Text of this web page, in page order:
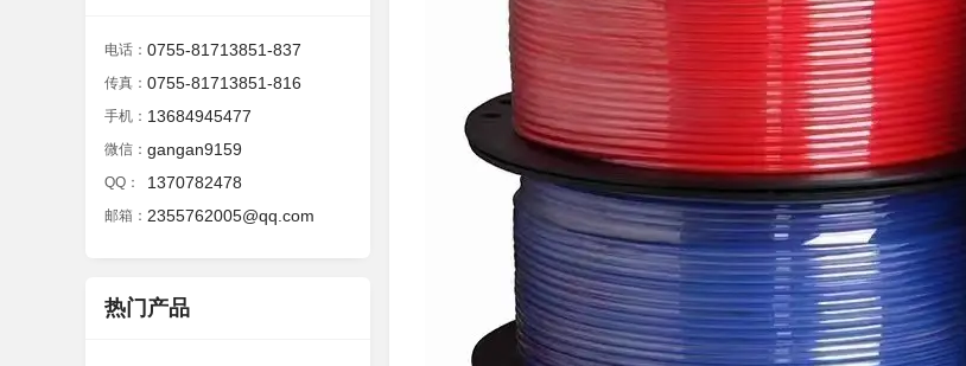
电话： 0755-81713851-837
传真： 0755-81713851-816
手机： 13684945477
微信： gangan9159
QQ： 1370782478
邮箱： 2355762005@qq.com
热门产品